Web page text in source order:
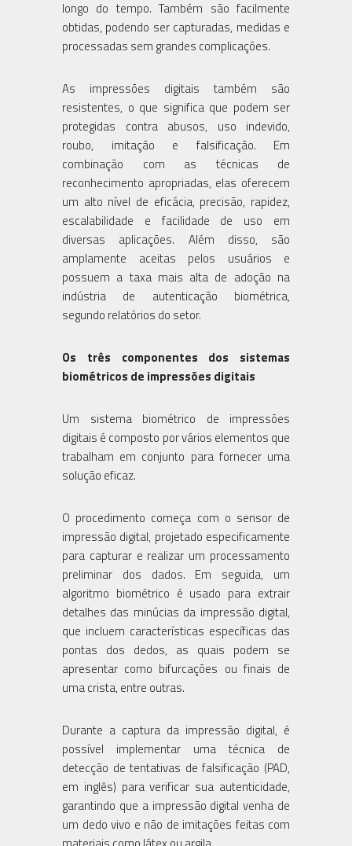
longo do tempo. Também são facilmente
obtidas, podendo ser capturadas, medidas e
processadas sem grandes complicações.
As impressões digitais também são
resistentes, o que significa que podem ser
protegidas contra abusos, uso indevido,
roubo, imitação e falsificação. Em
combinação com as técnicas de
reconhecimento apropriadas, elas oferecem
um alto nível de eficácia, precisão, rapidez,
escalabilidade e facilidade de uso em
diversas aplicações. Além disso, são
amplamente aceitas pelos usuários e
possuem a taxa mais alta de adoção na
indústria de autenticação biométrica,
segundo relatórios do setor.
Os três componentes dos sistemas
biométricos de impressões digitais
Um sistema biométrico de impressões
digitais é composto por vários elementos que
trabalham em conjunto para fornecer uma
solução eficaz.
O procedimento começa com o sensor de
impressão digital, projetado especificamente
para capturar e realizar um processamento
preliminar dos dados. Em seguida, um
algoritmo biométrico é usado para extrair
detalhes das minúcias da impressão digital,
que incluem características específicas das
pontas dos dedos, as quais podem se
apresentar como bifurcações ou finais de
uma crista, entre outras.
Durante a captura da impressão digital, é
possível implementar uma técnica de
detecção de tentativas de falsificação (PAD,
em inglês) para verificar sua autenticidade,
garantindo que a impressão digital venha de
um dedo vivo e não de imitações feitas com